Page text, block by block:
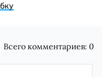
Всего комментариев: 0